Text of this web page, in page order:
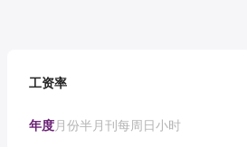
工资率
年度月份半月刊每周日小时